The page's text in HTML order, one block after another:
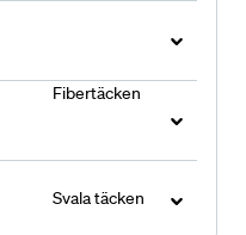
Fibertäcken
Svala täcken